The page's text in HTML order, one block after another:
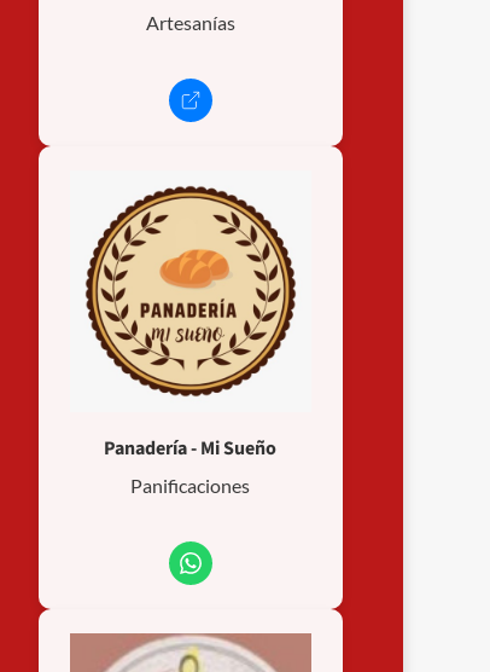
Artesanías
Panadería - Mi Sueño
Panificaciones